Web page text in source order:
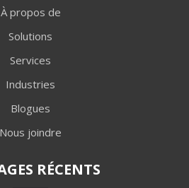
À propos de
Solutions
Services
Industries
Blogues
Nous joindre
RÉCENTS